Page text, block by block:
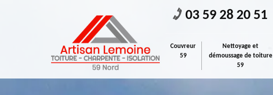
03 59 28 20 51
Couvreur
59
Nettoyage et
démoussage de toiture
59